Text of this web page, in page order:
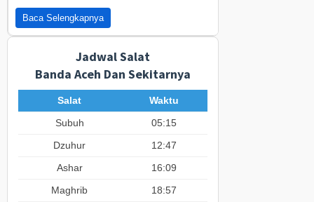
Baca Selengkapnya
Jadwal Salat
Banda Aceh Dan Sekitarnya
Salat
Waktu
Subuh
05:15
Dzuhur
12:47
Ashar
16:09
Maghrib
18:57